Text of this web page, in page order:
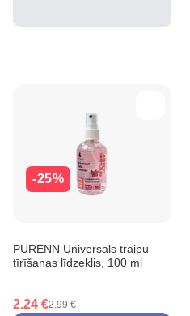
-25%
PURENN Universāls traipu
tīrīšanas līdzeklis, 100 ml
2.24 €2.99 €